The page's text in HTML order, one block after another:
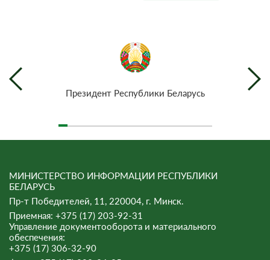
Президент Республики Беларусь
МИНИСТЕРСТВО ИНФОРМАЦИИ РЕСПУБЛИКИ
БЕЛАРУСЬ
Пр-т Победителей, 11, 220004, г. Минск.
Приемная: +375 (17) 203-92-31
Управление документооборота и материального
обеспечения:
+375 (17) 306-32-90